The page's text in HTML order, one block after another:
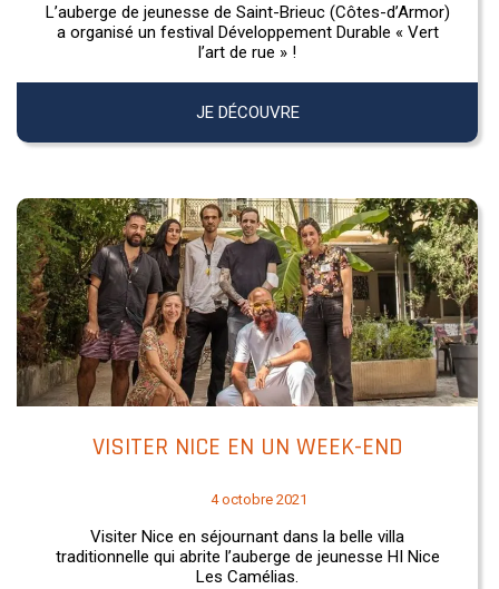
L’auberge de jeunesse de Saint-Brieuc (Côtes-d’Armor)
a organisé un festival Développement Durable « Vert
l’art de rue » !
JE DÉCOUVRE
VISITER NICE EN UN WEEK-END
4 octobre 2021
Visiter Nice en séjournant dans la belle villa
traditionnelle qui abrite l’auberge de jeunesse HI Nice
Les Camélias.